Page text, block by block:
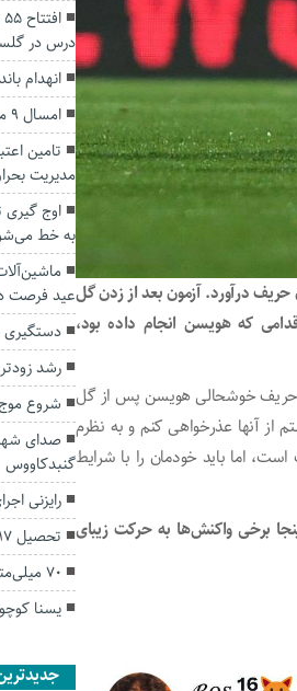
حریف درآورد. آزمون بعد از زدن گل
که هویسن انجام داده بود،
حریف خوشحالی هویسن پس از گل
آنها عذرخواهی کنم و به نظرم
اما باید خودمان را با شرایط
برخی واکنش‌ها به حرکت زیبای
درس در
انهدام
امسال ۹ میلیون اصله نهال در گلستان تولید می شود
تامین
مدیریت
اوج گیری
به خط
عید فرصت
دستگیری
رشد
شروع
صدای
گنبدکاووس
رایزنی
تحصیل ۴۱۷ هزار دانش آموز در استان گلستان
۷۰ میلی‌متر باران در گلستان بارید
یسنا